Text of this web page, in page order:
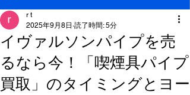
イヴァルソンパイプを売
るなら今！「喫煙具パイプ
買取」のタイミングとヨー
r t
2025年9月8日 読了時間: 5分